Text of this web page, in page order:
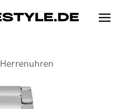
Herrenuhren